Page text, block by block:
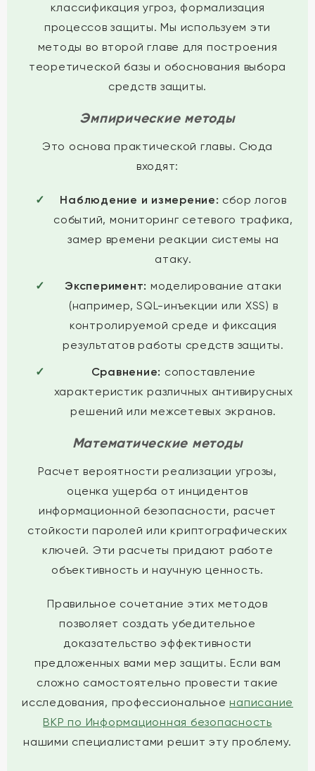
классификация угроз, формализация
процессов защиты. Мы используем эти
методы во второй главе для построения
теоретической базы и обоснования выбора
средств защиты.
Эмпирические методы
Это основа практической главы. Сюда
входят:
Наблюдение и измерение: сбор логов
событий, мониторинг сетевого трафика,
замер времени реакции системы на
атаку.
Эксперимент: моделирование атаки
(например, SQL-инъекции или XSS) в
контролируемой среде и фиксация
результатов работы средств защиты.
Сравнение: сопоставление
характеристик различных антивирусных
решений или межсетевых экранов.
Математические методы
Расчет вероятности реализации угрозы,
оценка ущерба от инцидентов
информационной безопасности, расчет
стойкости паролей или криптографических
ключей. Эти расчеты придают работе
объективность и научную ценность.
Правильное сочетание этих методов
позволяет создать убедительное
доказательство эффективности
предложенных вами мер защиты. Если вам
сложно самостоятельно провести такие
исследования, профессиональное написание
ВКР по Информационная безопасность
нашими специалистами решит эту проблему.